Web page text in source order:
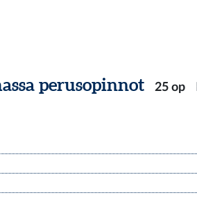
perusopinnot 25 op